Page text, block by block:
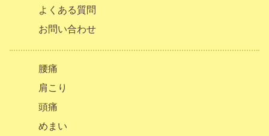
よくある質問
お問い合わせ
腰痛
肩こり
頭痛
めまい